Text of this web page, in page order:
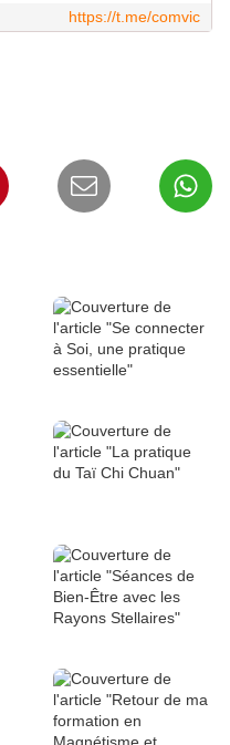
https://t.me/comvic